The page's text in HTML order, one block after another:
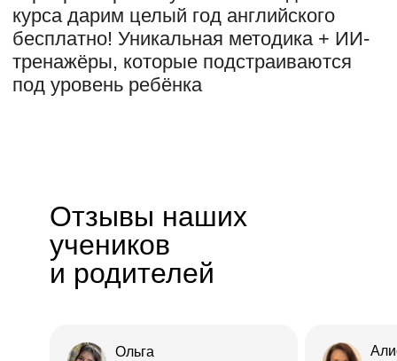
Отзывы наших
учеников
и родителей
Ольга